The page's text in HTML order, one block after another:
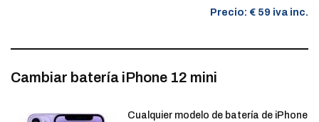
Precio: € 59 iva inc.
Cambiar batería iPhone 12 mini
Cualquier modelo de batería de iPhone